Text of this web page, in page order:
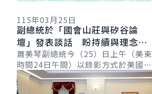
115年03月25日
副總統於「國會山莊與矽谷論
壇」發表談話 盼持續與理念相
近夥伴攜手合作 確保世界繁榮
與自由
蕭美琴副總統今（25）日上午（美東
時間24日午間）以錄影方式於美國
「國會山莊與矽谷論壇」（Hill &
Valley Forum）年度研討會...
詳細內容